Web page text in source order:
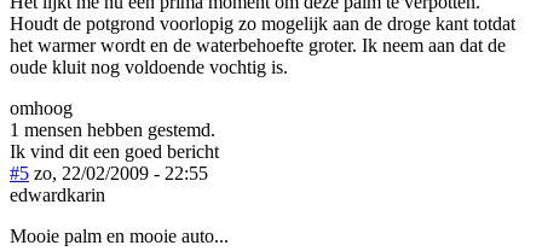
Houdt de potgrond voorlopig zo mogelijk aan de droge kant totdat
het warmer wordt en de waterbehoefte groter. Ik neem aan dat de
oude kluit nog voldoende vochtig is.
omhoog
1 mensen hebben gestemd.
Ik vind dit een goed bericht
#5 zo, 22/02/2009 - 22:55
edwardkarin
Mooie palm en mooie auto...